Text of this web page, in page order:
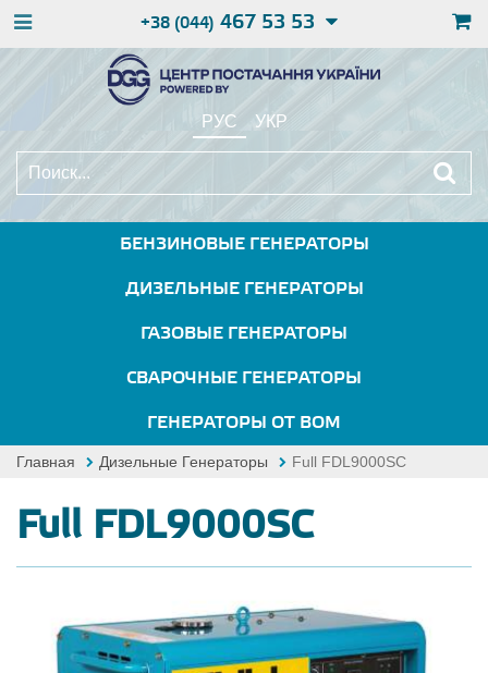
+38 (044) 467 53 53
РУС УКР
БЕНЗИНОВЫЕ ГЕНЕРАТОРЫ
ДИЗЕЛЬНЫЕ ГЕНЕРАТОРЫ
ГАЗОВЫЕ ГЕНЕРАТОРЫ
СВАРОЧНЫЕ ГЕНЕРАТОРЫ
ГЕНЕРАТОРЫ ОТ ВОМ
Главная Дизельные Генераторы Full FDL9000SC
Full FDL9000SC